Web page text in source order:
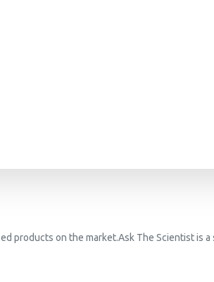
products on the market.Ask The Scientist is